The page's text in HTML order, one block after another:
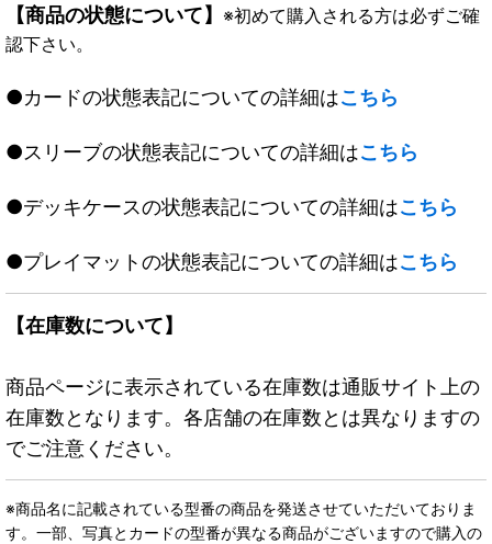
【商品の状態について】 ※初めて購入される方は必ずご確
認下さい。
●カードの状態表記についての詳細はこちら
●スリーブの状態表記についての詳細はこちら
●デッキケースの状態表記についての詳細はこちら
●プレイマットの状態表記についての詳細はこちら
【在庫数について】
商品ページに表示されている在庫数は通販サイト上の
在庫数となります。各店舗の在庫数とは異なりますの
でご注意ください。
※商品名に記載されている型番の商品を発送させていただいておりま
す。一部、写真とカードの型番が異なる商品がございますので購入の